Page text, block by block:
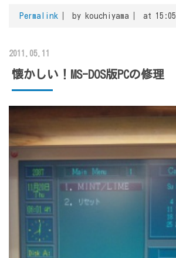
Permalink by kouchiyama at 15:05
2011.05.11
懐かしい！MS-DOS版PCの修理